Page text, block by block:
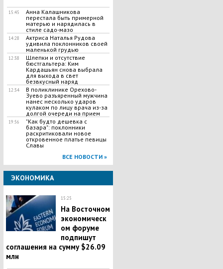
15:45
Анна Калашникова
перестала быть примерной
матерью и нарядилась в
стиле садо-мазо
14:28
Актриса Наталья Рудова
удивила поклонников своей
маленькой грудью
12:38
Шлепки и отсутствие
бюстгальтера: Ким
Кардашьян снова выбрала
для выхода в свет
безвкусный наряд
12:34
В поликлинике Орехово-
Зуево разъяренный мужчина
нанес несколько ударов
кулаком по лицу врача из-за
долгой очереди на прием
19:56
"Как будто дешевка с
базара": поклонники
раскритиковали новое
откровенное платье певицы
Славы
ВСЕ НОВОСТИ »
ЭКОНОМИКА
15:25
На Восточном
экономическ
ом форуме
подпишут
соглашения на сумму $26.09
млн